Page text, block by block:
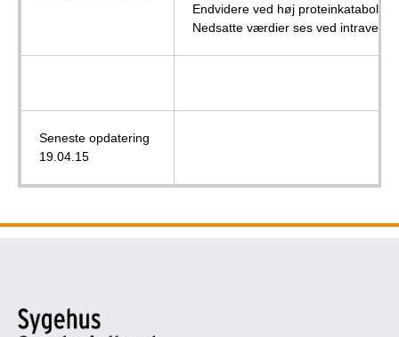
Endvidere ved høj
Nedsatte værdier ses ved
Seneste opdatering
19.04.15